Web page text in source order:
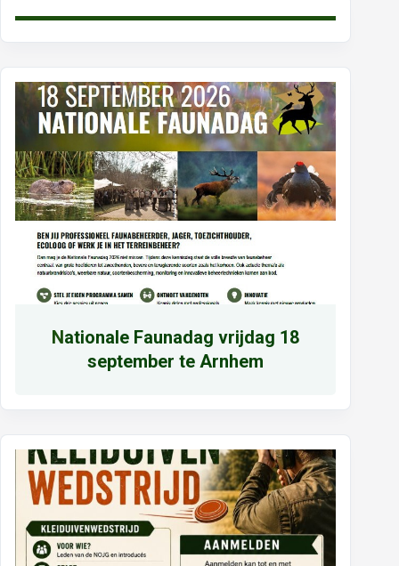
Nationale Faunadag vrijdag 18
september te Arnhem